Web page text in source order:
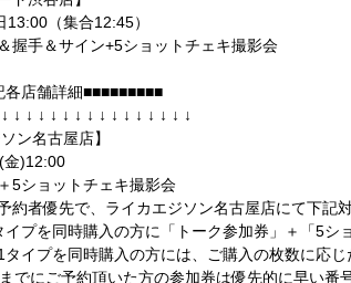
13:00 （集合12:45）
握手＆サイン+5ショットチェキ撮影会
各店舗詳細■■■■■■■■■
↓ ↓ ↓ ↓ ↓ ↓ ↓ ↓ ↓ ↓ ↓ ↓ ↓ ↓ ↓
ン名古屋店】
金)12:00
5ショットチェキ撮影会
約者優先で、ライカエジソン名古屋店にて下
イプを同時購入の方に「トーク参加券」＋「5
タイプを同時購入の方には、ご購入の枚数に応
までにご予約頂いた方の参加券は優先的に早い